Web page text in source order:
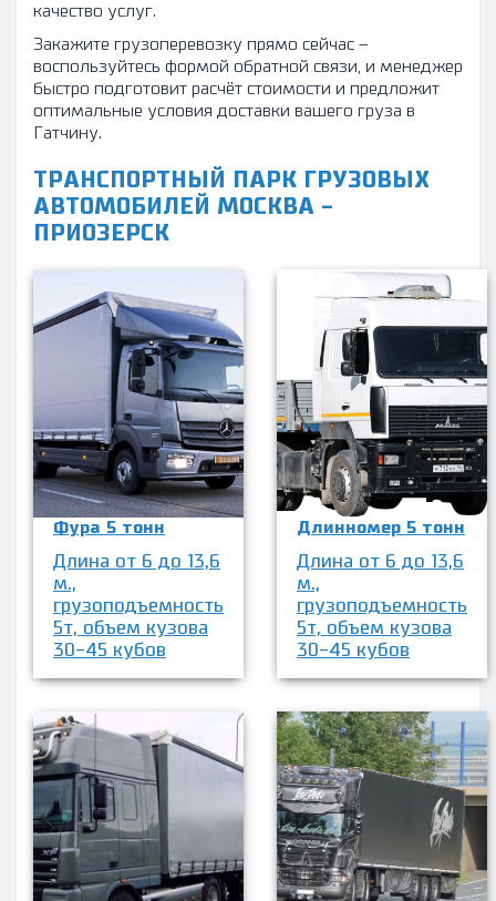
качество услуг.
Закажите грузоперевозку прямо сейчас –
воспользуйтесь формой обратной связи, и менеджер
быстро подготовит расчёт стоимости и предложит
оптимальные условия доставки вашего груза в
Гатчину.
ТРАНСПОРТНЫЙ ПАРК ГРУЗОВЫХ
АВТОМОБИЛЕЙ МОСКВА -
ПРИОЗЕРСК
Фура 5 тонн
Длина от 6 до 13,6
м.,
грузоподъемность
5т, объем кузова
30-45 кубов
Длинномер 5 тонн
Длина от 6 до 13,6
м.,
грузоподъемность
5т, объем кузова
30-45 кубов